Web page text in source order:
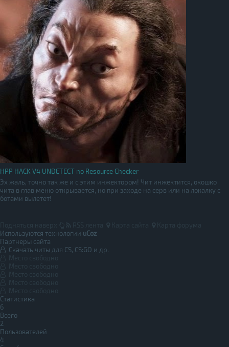
HPP HACK V4 UNDETECT no Resource Checker
Эх жаль, точно так же и с этим инжектором! Чит инжектится, окошко
чита в глав меню открывается, но при заходе на серв или на локалку с
ботами вылетет!
Используются технологии uCoz
Партнеры сайта
Скачать читы для CS, CS:GO и др.
Статистика
6
Всего
2
Пользователей
4